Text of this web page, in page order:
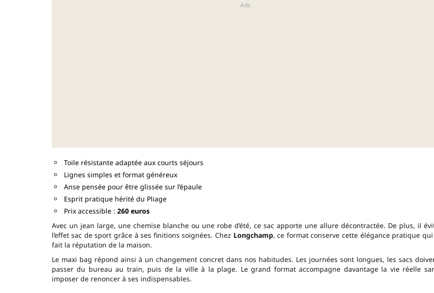
Toile résistante adaptée aux courts séjours
Lignes simples et format généreux
Anse pensée pour être glissée sur l’épaule
Esprit pratique hérité du Pliage
Prix accessible : 260 euros
Avec un jean large, une chemise blanche ou une robe d’été, ce sac apporte une allure décontractée. De plus, il
l’effet sac de sport grâce à ses finitions soignées. Chez Longchamp, ce format conserve cette élégance pratique
fait la réputation de la maison.
Le maxi bag répond ainsi à un changement concret dans nos habitudes. Les journées sont longues, les sacs
passer du bureau au train, puis de la ville à la plage. Le grand format accompagne davantage la vie réelle
imposer de renoncer à ses indispensables.